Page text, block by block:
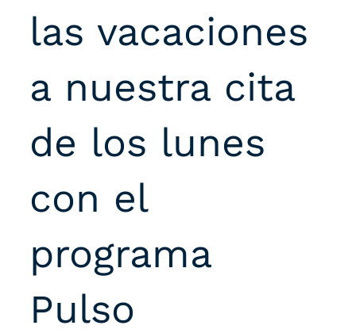
las vacaciones
a nuestra cita
de los lunes
con el
programa
Pulso